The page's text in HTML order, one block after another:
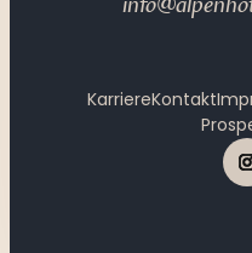
KarriereKontakt